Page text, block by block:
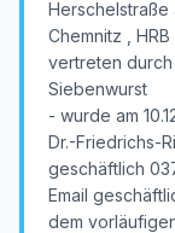
Chemnitz , HRB
vertreten
Siebenwurst
- wurde am
Dr.-Friedrichs-
geschäftlich
Email
dem